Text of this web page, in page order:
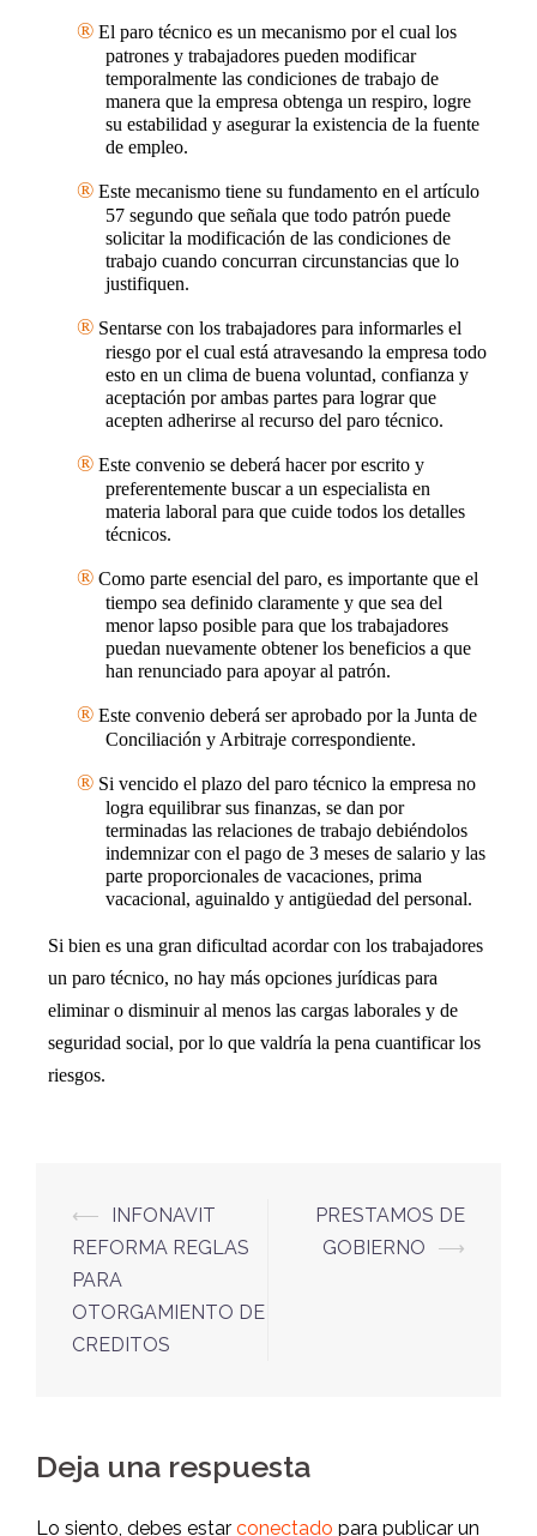
® El paro técnico es un mecanismo por el cual los
patrones y trabajadores pueden modificar
temporalmente las condiciones de trabajo de
manera que la empresa obtenga un respiro, logre
su estabilidad y asegurar la existencia de la fuente
de empleo.
® Este mecanismo tiene su fundamento en el artículo
57 segundo que señala que todo patrón puede
solicitar la modificación de las condiciones de
trabajo cuando concurran circunstancias que lo
justifiquen.
® Sentarse con los trabajadores para informarles el
riesgo por el cual está atravesando la empresa todo
esto en un clima de buena voluntad, confianza y
aceptación por ambas partes para lograr que
acepten adherirse al recurso del paro técnico.
® Este convenio se deberá hacer por escrito y
preferentemente buscar a un especialista en
materia laboral para que cuide todos los detalles
técnicos.
® Como parte esencial del paro, es importante que el
tiempo sea definido claramente y que sea del
menor lapso posible para que los trabajadores
puedan nuevamente obtener los beneficios a que
han renunciado para apoyar al patrón.
® Este convenio deberá ser aprobado por la Junta de
Conciliación y Arbitraje correspondiente.
® Si vencido el plazo del paro técnico la empresa no
logra equilibrar sus finanzas, se dan por
terminadas las relaciones de trabajo debiéndolos
indemnizar con el pago de 3 meses de salario y las
parte proporcionales de vacaciones, prima
vacacional, aguinaldo y antigüedad del personal.
Si bien es una gran dificultad acordar con los trabajadores
un paro técnico, no hay más opciones jurídicas para
eliminar o disminuir al menos las cargas laborales y de
seguridad social, por lo que valdría la pena cuantificar los
riesgos.
⟵
INFONAVIT
REFORMA REGLAS
PARA
OTORGAMIENTO DE
CREDITOS
PRESTAMOS DE
GOBIERNO
⟶
Deja una respuesta
Lo siento, debes estar conectado para publicar un